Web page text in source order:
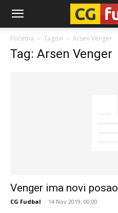
CG-
Fudbal
Početna Tagovi Arsen Venger
Tag: Arsen Venger
Venger ima novi posao
CG Fudbal - 14 Nov 2019. 00:00